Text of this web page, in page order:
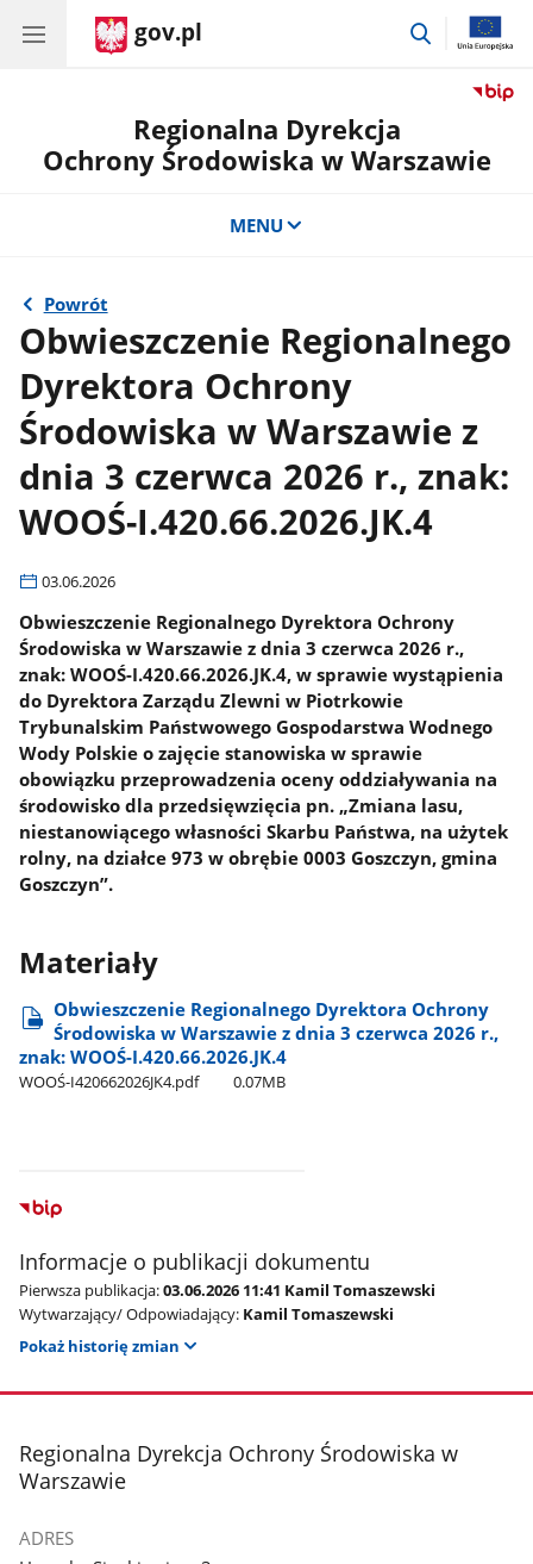
gov.pl
przejdź
Regionalna Dyrekcja
Ochrony Środowiska w Warszawie
MENU
Powrót
Obwieszczenie Regionalnego
Dyrektora Ochrony
Środowiska w Warszawie z
dnia 3 czerwca 2026 r., znak:
WOOŚ-I.420.66.2026.JK.4
03.06.2026
Obwieszczenie Regionalnego Dyrektora Ochrony
Środowiska w Warszawie z dnia 3 czerwca 2026 r.,
znak: WOOŚ-I.420.66.2026.JK.4, w sprawie wystąpienia
do Dyrektora Zarządu Zlewni w Piotrkowie
Trybunalskim Państwowego Gospodarstwa Wodnego
Wody Polskie o zajęcie stanowiska w sprawie
obowiązku przeprowadzenia oceny oddziaływania na
środowisko dla przedsięwzięcia pn. „Zmiana lasu,
niestanowiącego własności Skarbu Państwa, na użytek
rolny, na działce 973 w obrębie 0003 Goszczyn, gmina
Goszczyn”.
Materiały
Obwieszczenie Regionalnego Dyrektora Ochrony
Środowiska w Warszawie z dnia 3 czerwca 2026 r.,
znak: WOOŚ-I.420.66.2026.JK.4
WOOŚ-I420662026JK4.pdf 0.07MB
Informacje o publikacji dokumentu
Pierwsza publikacja:03.06.2026 11:41 Kamil Tomaszewski
Wytwarzający/ Odpowiadający: Kamil Tomaszewski
Pokaż historię zmian
stopka
Regionalna Dyrekcja Ochrony Środowiska w
Warszawie
ADRES